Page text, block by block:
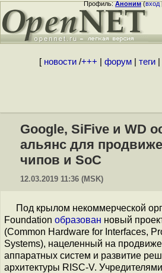
Профиль:Аноним(вход
[ новости/+++ форум| теги|
Google, SiFive и WD
альянс для
чипов и SoC
12.03.2019 11:36 (MSK)
Под крылом некоммерческой
Foundation образован новый
(Common Hardware for Interfaces,
Systems), нацеленный на
аппаратных систем и развитие
архитектуры RISC-V.